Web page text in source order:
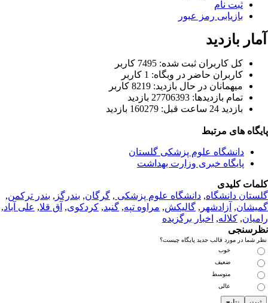
ثبت نام
بازیابی رمز عبور
بازدید
كل کاربران ثبت شده: 7495 کاربر
کاربران حاضر در وبگاه: 1 کاربر
ميهمانان در حال بازديد: 8219 کاربر
تمام بازديد‌ها: 27706393 بازدید
بازديد 24 ساعت قبل: 160279 بازدید
های مرتبط
دانشگاه علوم پزشکی گلستان
پایگاه خبری وزارت بهداشت
کلیدی
دانشگاه,دانشگاه علوم پزشکی , گرگان,بندرگز, بندر ترکمن,
,آزادشهر, گالیکش, مراوه تپه,گنبد,کردکوی,آق قلا,علی آباد,
,کلاله,اخبار برگزیده
شما در مورد قالب جدید پایگاه چیست؟
خوب
ضعیف
متوسط
عالی